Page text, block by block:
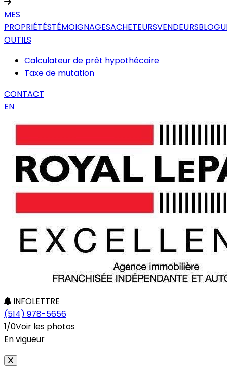
MES
PROPRIÉTÉSTÉMOIGNAGESACHETEURSVENDEURS
OUTILS
Calculateur de prêt hypothécaire
Taxe de mutation
CONTACT
EN
INFOLETTRE
(514) 978-5656
1/0Voir les photos
En vigueur